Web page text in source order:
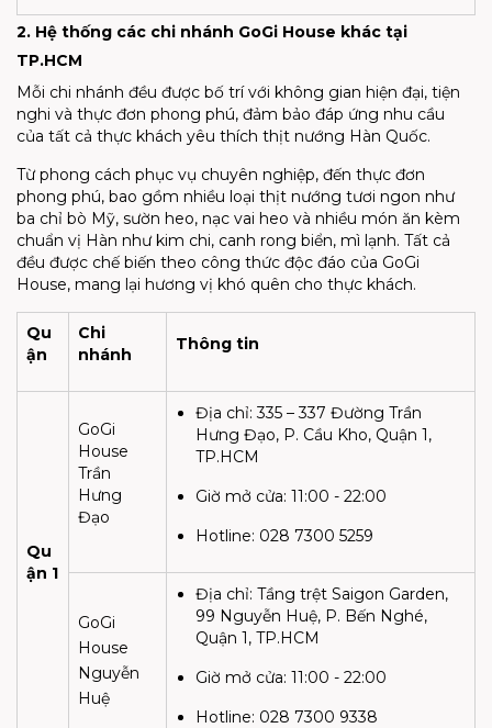
2. Hệ thống các chi nhánh GoGi House khác tại
TP.HCM
Mỗi chi nhánh đều được bố trí với không gian hiện đại, tiện
nghi và thực đơn phong phú, đảm bảo đáp ứng nhu cầu
của tất cả thực khách yêu thích thịt nướng Hàn Quốc.
Từ phong cách phục vụ chuyên nghiệp, đến thực đơn
phong phú, bao gồm nhiều loại thịt nướng tươi ngon như
ba chỉ bò Mỹ, sườn heo, nạc vai heo và nhiều món ăn kèm
chuẩn vị Hàn như kim chi, canh rong biển, mì lạnh. Tất cả
đều được chế biến theo công thức độc đáo của GoGi
House, mang lại hương vị khó quên cho thực khách.
Qu
ận
Chi
nhánh
Thông tin
Qu
ận 1
GoGi
House
Trần
Hưng
Đạo
Địa chỉ:335 – 337 Đường Trần
Hưng Đạo, P. Cầu Kho, Quận 1,
TP.HCM
Giờ mở cửa: 11:00 - 22:00
Hotline: 028 7300 5259
GoGi
House
Nguyễn
Huệ
Địa chỉ: Tầng trệt Saigon Garden,
99 Nguyễn Huệ, P. Bến Nghé,
Quận 1, TP.HCM
Giờ mở cửa: 11:00 - 22:00
Hotline: 028 7300 9338